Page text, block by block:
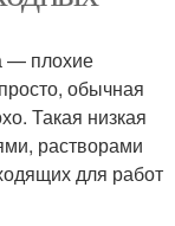
— плохие
обычная
Такая низкая
растворами
для работ